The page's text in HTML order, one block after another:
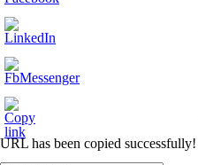
URL has been copied successfully!